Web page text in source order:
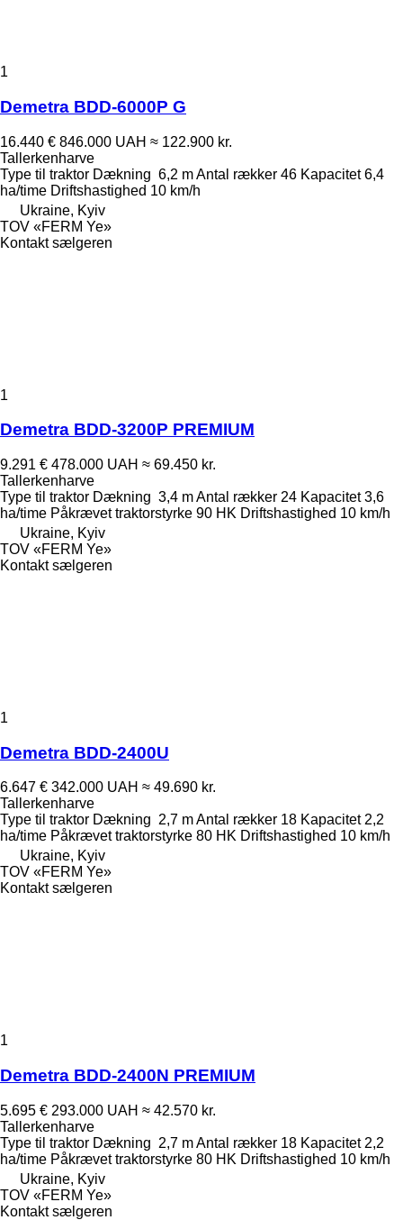
1
Demetra BDD-6000P G
16.440 € 846.000 UAH ≈ 122.900 kr.
Tallerkenharve
Type til traktor Dækning 6,2 mAntal rækker 46 Kapacitet 6,4
ha/time Driftshastighed 10 km/h
Ukraine, Kyiv
TOV «FERM Ye»
Kontakt sælgeren
1
Demetra BDD-3200P PREMIUM
9.291 € 478.000 UAH ≈ 69.450 kr.
Tallerkenharve
Type til traktor Dækning 3,4 mAntal rækker 24 Kapacitet 3,6
ha/time Påkrævet traktorstyrke 90 HK Driftshastighed 10 km/h
Ukraine, Kyiv
TOV «FERM Ye»
Kontakt sælgeren
1
Demetra BDD-2400U
6.647 € 342.000 UAH ≈ 49.690 kr.
Tallerkenharve
Type til traktor Dækning 2,7 mAntal rækker 18 Kapacitet 2,2
ha/time Påkrævet traktorstyrke 80 HK Driftshastighed 10 km/h
Ukraine, Kyiv
TOV «FERM Ye»
Kontakt sælgeren
1
Demetra BDD-2400N PREMIUM
5.695 € 293.000 UAH ≈ 42.570 kr.
Tallerkenharve
Type til traktor Dækning 2,7 mAntal rækker 18 Kapacitet 2,2
ha/time Påkrævet traktorstyrke 80 HK Driftshastighed 10 km/h
Ukraine, Kyiv
TOV «FERM Ye»
Kontakt sælgeren